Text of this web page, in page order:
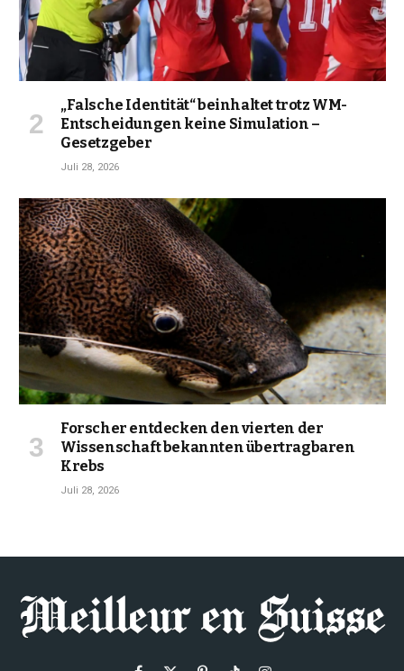
„Falsche Identität“ beinhaltet trotz WM-
Entscheidungen keine Simulation –
Gesetzgeber
Juli 28, 2026
Forscher entdecken den vierten der
Wissenschaft bekannten übertragbaren
Krebs
Juli 28, 2026